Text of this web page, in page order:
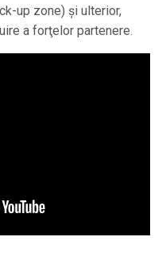
up zone) şi ulterior,
a forţelor partenere.